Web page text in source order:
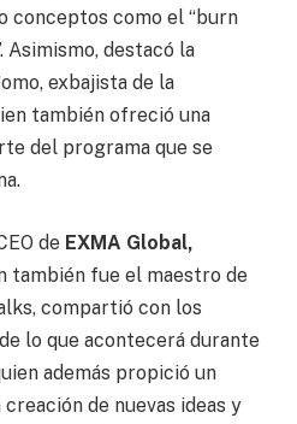
conceptos como el “burn
Asimismo, destacó la
exbajista de la
también ofreció una
del programa que se
de EXMA Global,
también fue el maestro de
compartió con los
lo que acontecerá durante
además propició un
de nuevas ideas y